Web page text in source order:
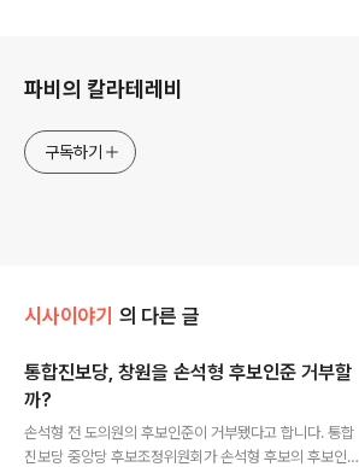
파비의 칼라테레비
구독하기
시사이야기 의 다른 글
통합진보당, 창원을 손석형 후보인준 거부할
까?
손석형 전 도의원의 후보인준이 거부됐다고 합니다. 통합
진보당 중앙당 후보조정위원회가 손석형 후보의 후보인준